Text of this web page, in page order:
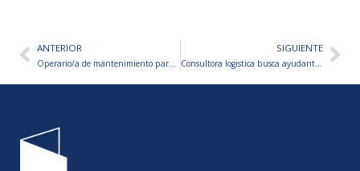
AntANTERIOR
Operario/a de mantenimiento para Empresa de minería – San Juan
SIGUIENTE
Consultora logistica busca ayudantes civiles para constructora- San Juan